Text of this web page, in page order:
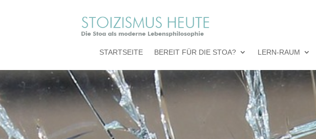
STARTSEITE BEREIT FÜR DIE STOA? LERN-RAUM